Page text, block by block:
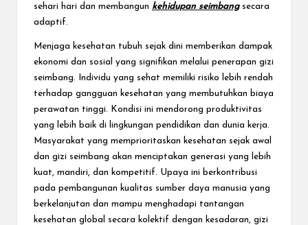
sehari hari dan membangun kehidupan seimbangsecara
adaptif.
Menjaga kesehatan tubuh sejak dini memberikan dampak
ekonomi dan sosial yang signifikan melalui penerapan gizi
seimbang. Individu yang sehat memiliki risiko lebih rendah
terhadap gangguan kesehatan yang membutuhkan biaya
perawatan tinggi. Kondisi ini mendorong produktivitas
yang lebih baik di lingkungan pendidikan dan dunia kerja.
Masyarakat yang memprioritaskan kesehatan sejak awal
dan gizi seimbang akan menciptakan generasi yang lebih
kuat, mandiri, dan kompetitif. Upaya ini berkontribusi
pada pembangunan kualitas sumber daya manusia yang
berkelanjutan dan mampu menghadapi tantangan
kesehatan global secara kolektif dengan kesadaran, gizi